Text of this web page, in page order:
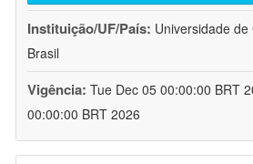
Instituição/UF/País: Universidade
Brasil
Vigência: Tue Dec 05 00:00:00 BRT
00:00:00 BRT 2026